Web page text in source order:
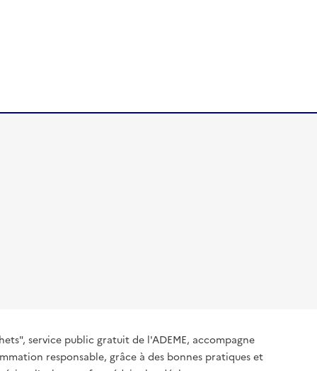
service public gratuit de l'ADEME, accompagne
responsable, grâce à des bonnes pratiques et